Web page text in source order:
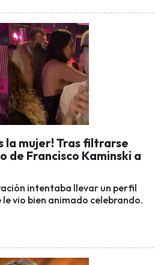
la mujer! Tras filtrarse
de Francisco Kaminski a
intentaba llevar un perfil
le vio bien animado celebrando.